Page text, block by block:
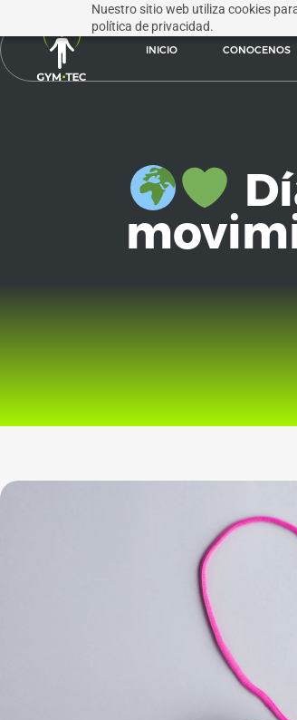
Nuestro sitio web utiliza cookies
política de privacidad.
INICIO CONOCENOS